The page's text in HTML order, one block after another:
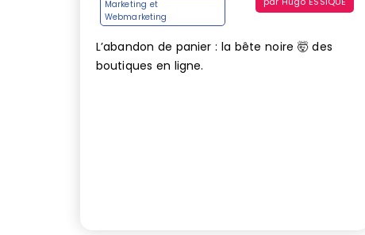
Marketing et
Webmarketing
L’abandon de panier : la bête noire 🤯 des
boutiques en ligne.